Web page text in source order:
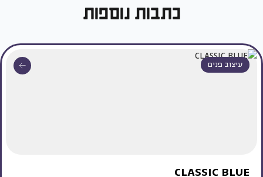
כתבות נוספות
עיצוב פנים
CLASSIC BLUE